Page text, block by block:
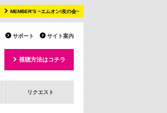
MEMBER’S ~エムオン!友の会~
サイト案内
サポート
視聴方法はコチラ
リクエスト